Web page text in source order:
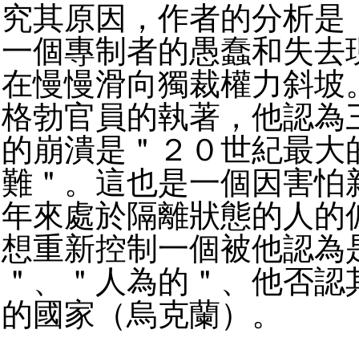
究其原因，作者的分析是
一個專制者的愚蠢和失去
在慢慢滑向獨裁權力斜坡
格勃官員的執著，他認為
的崩潰是＂２０世紀最大
難＂。這也是一個因害怕
年來處於隔離狀態的人的
想重新控制一個被他認為
＂、＂人為的＂、他否
的國家（烏克蘭）。